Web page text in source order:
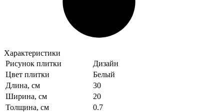
Характеристики
Рисунок плитки
Дизайн
Цвет плитки
Белый
Длина, см
30
Ширина, см
20
Толщина, см
0.7